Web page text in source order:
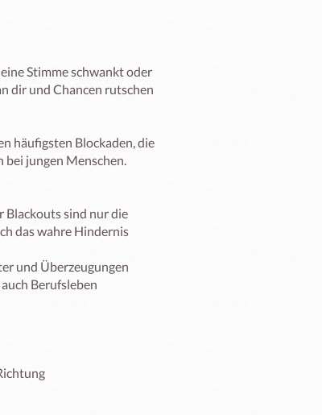
Stimme schwankt oder
dir und Chancen rutschen
häufigsten Blockaden, die
bei jungen Menschen.
Blackouts sind nur die
das wahre Hindernis
und Überzeugungen
Berufsleben